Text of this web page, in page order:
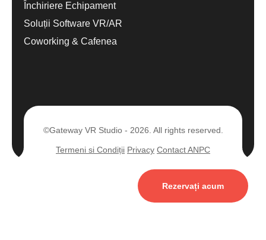
Închiriere Echipament
Soluții Software VR/AR
Coworking & Cafenea
©Gateway VR Studio - 2026. All rights reserved.
Termeni si Condiții Privacy Contact ANPC
Rezervați acum